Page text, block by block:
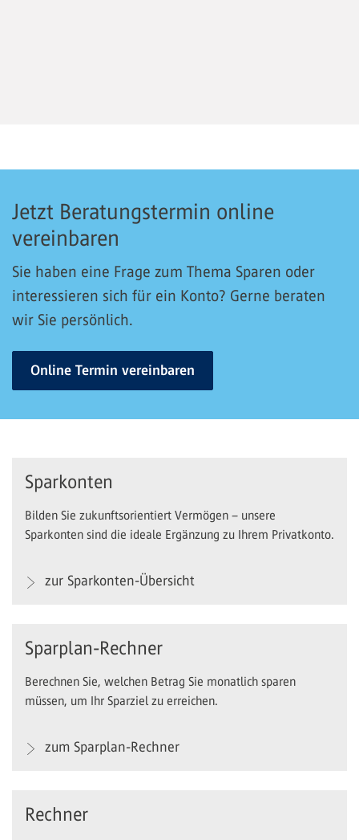
Jetzt Beratungstermin online
vereinbaren
Sie haben eine Frage zum Thema Sparen oder
interessieren sich für ein Konto? Gerne beraten
wir Sie persönlich.
Online Termin vereinbaren
Sparkonten
Bilden Sie zukunftsorientiert Vermögen – unsere
Sparkonten sind die ideale Ergänzung zu Ihrem Privatkonto.
zur Sparkonten-Übersicht
Sparplan-Rechner
Berechnen Sie, welchen Betrag Sie monatlich sparen
müssen, um Ihr Sparziel zu erreichen.
zum Sparplan-Rechner
Rechner